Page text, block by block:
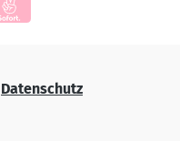
Datenschutz